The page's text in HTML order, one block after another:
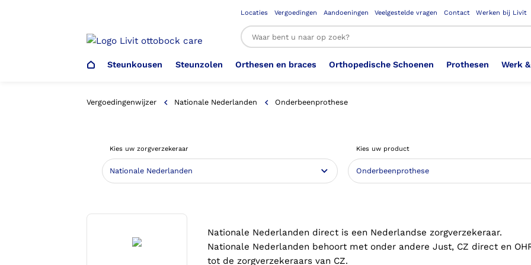
Locaties Vergoedingen Aandoeningen Veelgestelde vragen Contact Werken bij Livit
Steunkousen
Steunkousen (klasse 1)
Kousen (klasse 2)
Aantrekhulpen
Steunzolen
Steunzolen 3D geprinte steunzolen
Voetdrukmeting
Orthesen en braces
Arm Elleboog Been Knie
Heup Bekken Lies Hoofd Nek
Orthopedische Schoenen
Schoenencatalogus Orthopedische Schoenen OSA
Ambulo Badschoenen
Confectieschoen (OVAC)
Verbandschoen
Prothesen
Armprothese Bovenbeenprothese
Elleboogprothese Hand & Vinger prothese
Onderbeenprothese
Werk
Werkgever
Werknemer
Vergoedingenwijzer Nationale Nederlanden Onderbeenprothese
Kies uw zorgverzekeraar Kies uw product
Nationale Nederlanden direct is een Nederlandse zorgverzekeraar.
Nationale Nederlanden behoort met onder andere Just, CZ direct en
tot de zorgverzekeraars van CZ.